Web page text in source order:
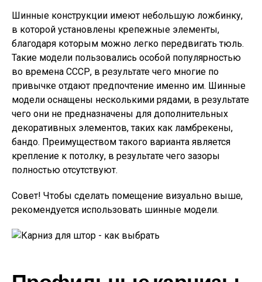
Шинные конструкции имеют небольшую ложбинку,
в которой установлены крепежные элементы,
благодаря которым можно легко передвигать тюль.
Такие модели пользовались особой популярностью
во времена СССР, в результате чего многие по
привычке отдают предпочтение именно им. Шинные
модели оснащены несколькими рядами, в результате
чего они не предназначены для дополнительных
декоративных элементов, таких как ламбрекены,
бандо. Преимуществом такого варианта является
крепление к потолку, в результате чего зазоры
полностью отсутствуют.
Совет! Чтобы сделать помещение визуально выше,
рекомендуется использовать шинные модели.